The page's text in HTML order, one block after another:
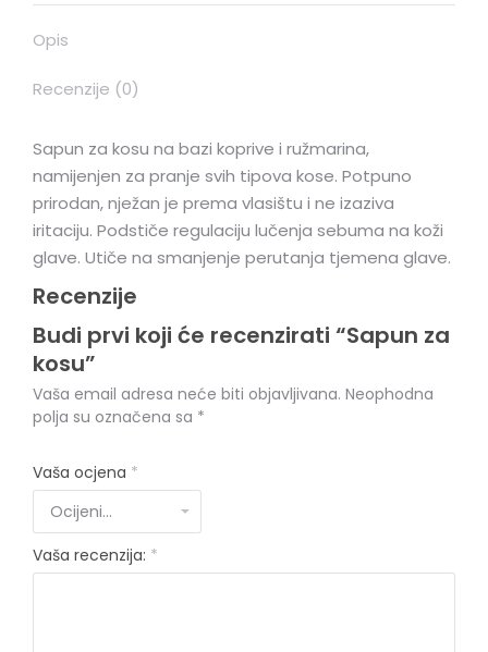
Opis
Recenzije (0)
Sapun za kosu na bazi koprive i ružmarina,
namijenjen za pranje svih tipova kose. Potpuno
prirodan, nježan je prema vlasištu i ne izaziva
iritaciju. Podstiče regulaciju lučenja sebuma na koži
glave. Utiče na smanjenje perutanja tjemena glave.
Recenzije
Budi prvi koji će recenzirati “Sapun za
kosu”
Vaša email adresa neće biti objavljivana. Neophodna
polja su označena sa *
Vaša ocjena *
Vaša recenzija: *